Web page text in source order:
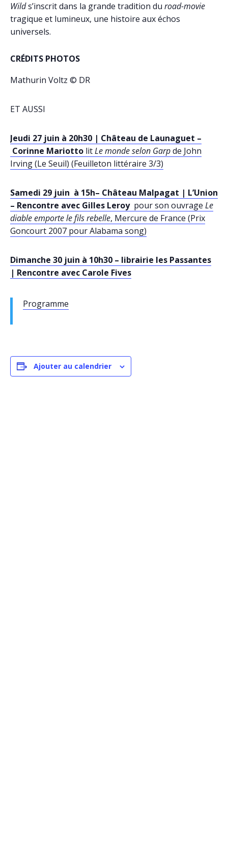
Wilds’inscrit dans la grande tradition du road-movie
tragique et lumineux, une histoire aux échos
universels.
CRÉDITS PHOTOS
Mathurin Voltz © DR
ET AUSSI
Jeudi 27 juin à 20h30 | Château de Launaguet –
Corinne Mariotto litLe monde selon Garpde John
Irving (Le Seuil) (Feuilleton littéraire 3/3)
Samedi 29 juin à 15h– Château Malpagat | L’Union
– Rencontre avec Gilles Leroy pour son ouvrage Le
diable emporte le fils rebelle, Mercure de France (Prix
Goncourt 2007 pour Alabama song)
Dimanche 30 juin à 10h30 – librairie les Passantes
| Rencontre avec Carole Fives
Programme
Ajouter au calendrier